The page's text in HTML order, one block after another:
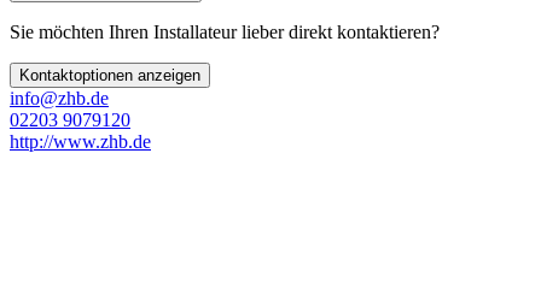
Sie möchten Ihren Installateur lieber direkt kontaktieren?
Kontaktoptionen anzeigen
info@zhb.de
02203 9079120
http://www.zhb.de